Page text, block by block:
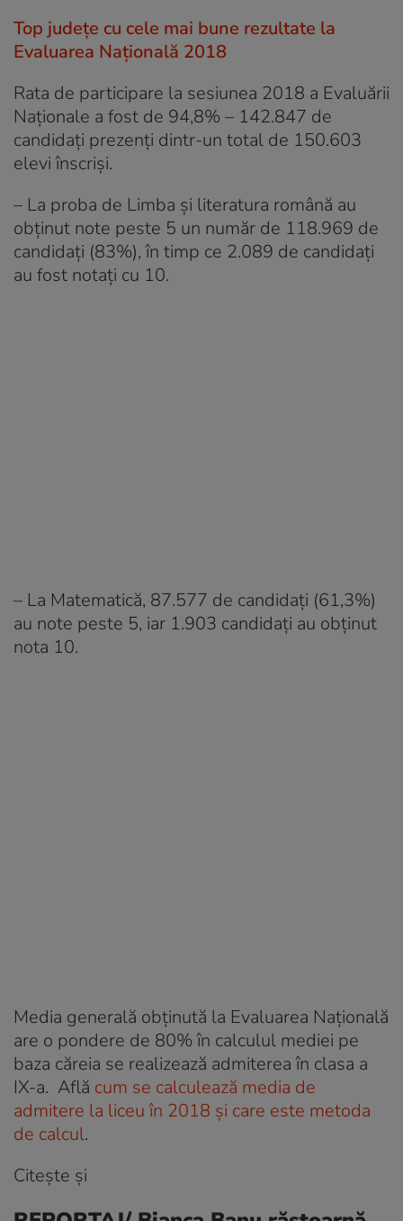
Top județe cu cele mai bune rezultate la
Evaluarea Naţională 2018
Rata de participare la sesiunea 2018 a Evaluării
Naţionale a fost de 94,8% – 142.847 de
candidaţi prezenţi dintr-un total de 150.603
elevi înscrişi.
– La proba de Limba şi literatura română au
obţinut note peste 5 un număr de 118.969 de
candidaţi (83%), în timp ce 2.089 de candidaţi
au fost notaţi cu 10.
– La Matematică, 87.577 de candidaţi (61,3%)
au note peste 5, iar 1.903 candidaţi au obţinut
nota 10.
Media generală obţinută la Evaluarea Naţională
are o pondere de 80% în calculul mediei pe
baza căreia se realizează admiterea în clasa a
IX-a. Află cum se calculează media de
admitere la liceu în 2018 și care este metoda
de calcul.
Citește și